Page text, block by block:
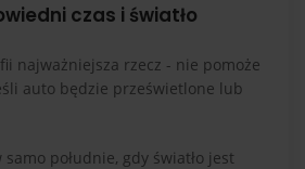
czas i światło
najważniejsza rzecz - nie pomoże
auto będzie prześwietlone lub
południe, gdy światło jest